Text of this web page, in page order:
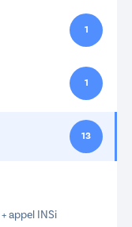
1
1
13
appel INSi